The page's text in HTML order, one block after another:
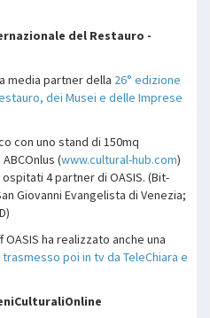
del Restauro -
media partner della 26° edizione
dei Musei e delle Imprese
con uno stand di 150mq
(www.cultural-hub.com)
4 partner di OASIS. (Bit-
Giovanni Evangelista di Venezia;
ha realizzato anche una
poi in tv da TeleChiara e